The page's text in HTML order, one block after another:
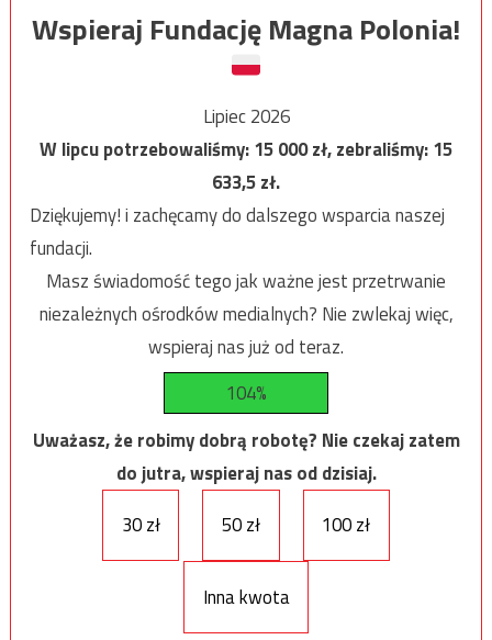
Wspieraj Fundację Magna Polonia!
Lipiec 2026
W lipcu potrzebowaliśmy:15 000zł, zebraliśmy:15
633,5zł.
Dziękujemy! i zachęcamy do dalszego wsparcia naszej
fundacji.
Masz świadomość tego jak ważne jest przetrwanie
niezależnych ośrodków medialnych? Nie zwlekaj więc,
wspieraj nas już od teraz.
104%
Uważasz, że robimy dobrą robotę? Nie czekaj zatem
do jutra, wspieraj nas od dzisiaj.
30 zł
50 zł 100 zł
Inna kwota